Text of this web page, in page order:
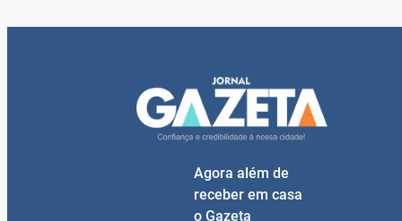
Agora além de
receber em casa
o Gazeta